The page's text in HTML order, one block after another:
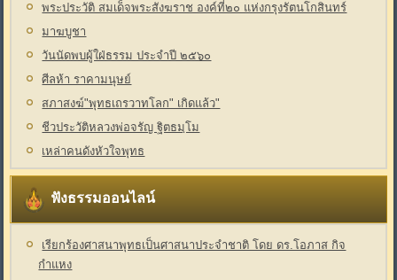
พระประวัติ สมเด็จพระสังฆราช องค์ที่๒๐ แห่งกรุงรัตนโกสินทร์
มาฆบูชา
วันนัดพบผู้ใฝ่ธรรม ประจำปี ๒๕๖๐
ศีลห้า ราคามนุษย์
สภาสงฆ์"พุทธเถรวาทโลก" เกิดแล้ว"
ชีวประวัติหลวงพ่อจรัญ ฐิตธมฺโม
เหล่าคนดังหัวใจพุทธ
ฟังธรรมออนไลน์
เรียกร้องศาสนาพุทธเป็นศาสนาประจำชาติ โดย ดร.โอภาส กิจ
กำแหง